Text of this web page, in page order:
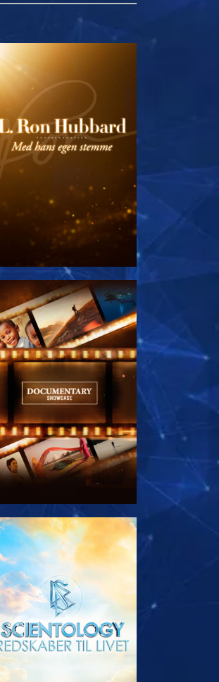
UDFORSK SERIEN
UDFORSK SERIEN